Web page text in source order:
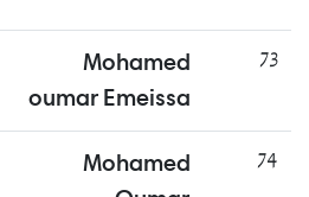
73
Mohamed
oumar Emeissa
74
Mohamed